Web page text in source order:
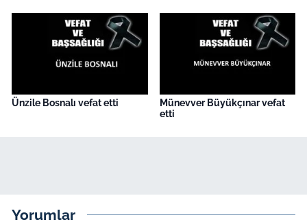
Ünzile Bosnalı vefat etti
Münevver Büyükçınar vefat
etti
Yorumlar